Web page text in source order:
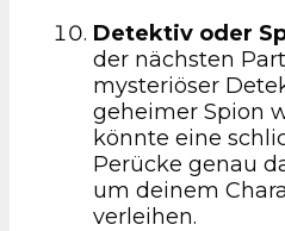
Detektiv oder
der nächsten
mysteriöser
geheimer Spion
könnte eine
Perücke genau
um deinem
verleihen.